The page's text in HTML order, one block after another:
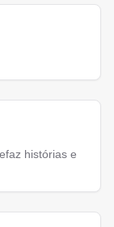
histórias e